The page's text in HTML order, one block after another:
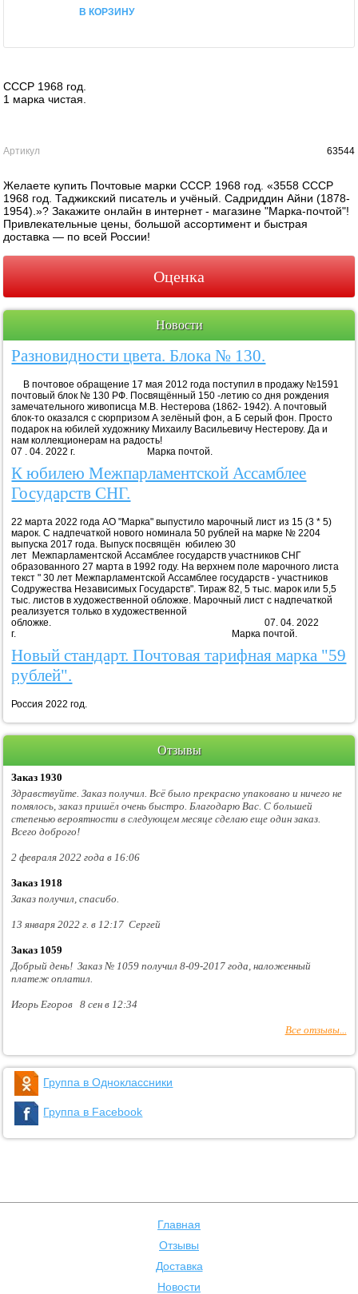
В КОРЗИНУ
СССР 1968 год.
1 марка чистая.
Артикул 63544
Желаете купить Почтовые марки СССР. 1968 год. «3558 СССР
1968 год. Таджикский писатель и учёный. Садриддин Айни (1878-
1954).»? Закажите онлайн в интернет - магазине "Марка-почтой"!
Привлекательные цены, большой ассортимент и быстрая
доставка — по всей России!
Оценка
Новости
Разновидности цвета. Блока № 130.
В почтовое обращение 17 мая 2012 года поступил в продажу №1591
почтовый блок № 130 РФ. Посвящённый 150 -летию со дня рождения
замечательного живописца М.В. Нестерова (1862- 1942). А почтовый
блок-то оказался с сюрпризом А зелёный фон, а Б серый фон. Просто
подарок на юбилей художнику Михаилу Васильевичу Нестерову. Да и
нам коллекционерам на радость!
07 . 04. 2022 г. Марка почтой.
К юбилею Межпарламентской Ассамблее
Государств СНГ.
22 марта 2022 года АО "Марка" выпустило марочный лист из 15 (3 * 5)
марок. С надпечаткой нового номинала 50 рублей на марке № 2204
выпуска 2017 года. Выпуск посвящён юбилею 30
лет Межпарламентской Ассамблее государств участников СНГ
образованного 27 марта в 1992 году. На верхнем поле марочного листа
текст " 30 лет Межпарламентской Ассамблее государств - участников
Содружества Независимых Государств". Тираж 82, 5 тыс. марок или 5,5
тыс. листов в художественной обложке. Марочный лист с надпечаткой
реализуется только в художественной
обложке. 07. 04. 2022
г. Марка почтой.
Новый стандарт. Почтовая тарифная марка "59
рублей".
Россия 2022 год.
Отзывы
Заказ 1930
Здравствуйте. Заказ получил. Всё было прекрасно упаковано и ничего не
помялось, заказ пришёл очень быстро. Благодарю Вас. С большей
степенью вероятности в следующем месяце сделаю еще один заказ.
Всего доброго!
2 февраля 2022 года в 16:06
Заказ 1918
Заказ получил, спасибо.
13 января 2022 г. в 12:17 Сергей
Заказ 1059
Добрый день! Заказ № 1059 получил 8-09-2017 года, наложенный
платеж оплатил.
Игорь Егоров 8 сен в 12:34
Все отзывы...
Группа в Одноклассники
Группа в Facebook
Главная
Отзывы
Доставка
Новости